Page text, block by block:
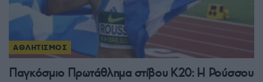
ΑΘΛΗΤΙΣΜΟΣ
Παγκόσμιο Πρωτάθλημα στίβου Κ20: Η Ρούσσου